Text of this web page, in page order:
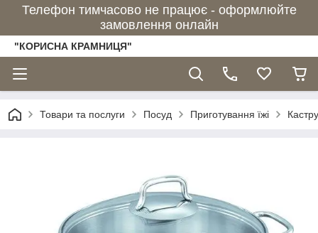
Телефон тимчасово не працює - оформлюйте
замовлення онлайн
"КОРИСНА КРАМНИЦЯ"
Товари та послуги Посуд Приготування їжі